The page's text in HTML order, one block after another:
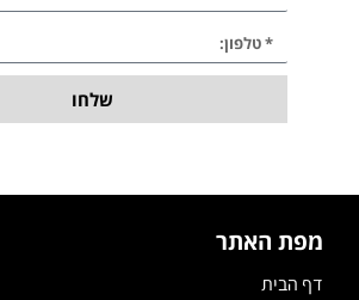
שלחו
מפת האתר
דף הבית